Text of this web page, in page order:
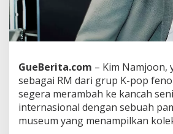
i
R
M
B
S
d
a
n
S
F
M
GueBerita.com – Kim Namjoon,
sebagai RM dari grup K-pop
segera merambah ke kancah
internasional dengan sebuah
museum yang menampilkan